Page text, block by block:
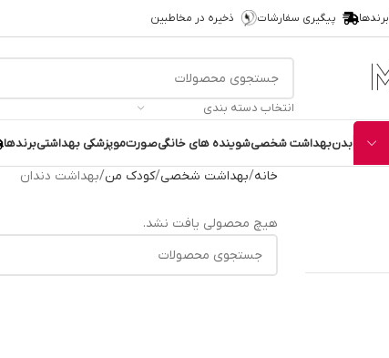
برندها پیگیری سفارشات ذخیره در مخاطبین
انتخاب دسته بندی
بدنبهداشت شخصیشوینده های خانگیصورتموپزشکی بهداشتیبرندها
خانه بهداشت شخصی کودک من بهداشت دندان
هیچ محصولی یافت نشد.